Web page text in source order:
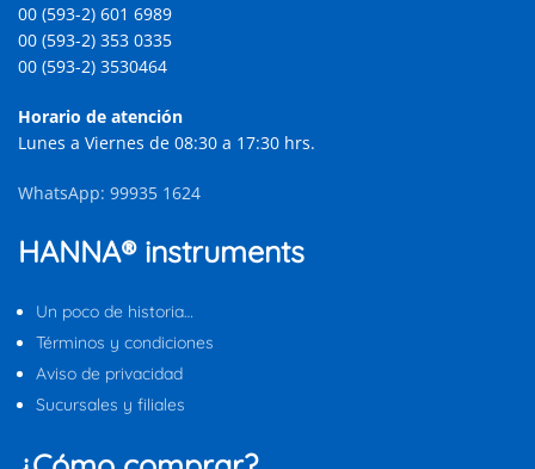
00 (593-2) 601 6989
00 (593-2) 353 0335
00 (593-2) 3530464
Horario de atención
Lunes a Viernes de 08:30 a 17:30 hrs.
WhatsApp: 99935 1624
HANNA® instruments
Un poco de historia…
Términos y condiciones
Aviso de privacidad
Sucursales y filiales